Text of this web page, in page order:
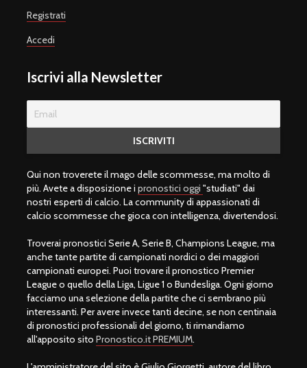
Registrati
Accedi
Iscrivi alla Newsletter
Qui non troverete il mago delle scommesse, ma molto di
più. Avete a disposizione i pronostici oggi "studiati" dai
nostri esperti di calcio. La community di appassionati di
calcio scommesse che gioca con intelligenza, divertendosi.
Troverai pronostici Serie A, Serie B, Champions League, ma
anche tante partite di campionati nordici o dei maggiori
campionati europei. Puoi trovare il pronostico Premier
League o quello della Liga, Ligue 1 o Bundesliga. Ogni giorno
facciamo una selezione della partite che ci sembrano più
interessanti. Per avere invece tanti decine, se non centinaia
di pronostici professionali del giorno, ti rimandiamo
all'apposito sito Pronostico.it PREMIUM.